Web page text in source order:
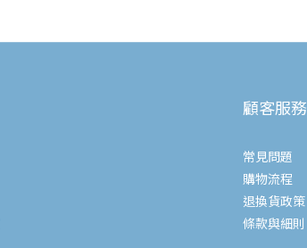
顧客服務
常見問題
購物流程
退換貨政策
條款與細則